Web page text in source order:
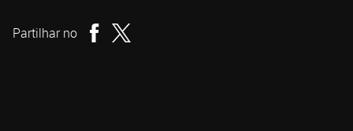
Partilhar no